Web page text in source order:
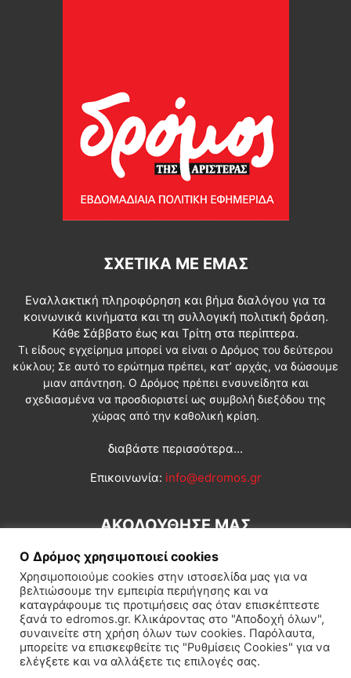
ΣΧΕΤΙΚΆ ΜΕ ΕΜΆΣ
Εναλλακτική πληροφόρηση και βήμα διαλόγου για τα
κοινωνικά κινήματα και τη συλλογική πολιτική δράση.
Κάθε Σάββατο έως και Τρίτη στα περίπτερα.
Τι είδους εγχείρημα μπορεί να είναι ο Δρόμος του δεύτερου
κύκλου; Σε αυτό το ερώτημα πρέπει, κατ’ αρχάς, να δώσουμε
μιαν απάντηση. Ο Δρόμος πρέπει ενσυνείδητα και
σχεδιασμένα να προσδιοριστεί ως συμβολή διεξόδου της
χώρας από την καθολική κρίση.
διαβάστε περισσότερα...
Επικοινωνία: info@edromos.gr
ΑΚΟΛΟΥΘΗΣΕ ΜΑΣ
Εγγραφή συνδρομητή Πολιτική Διεθνή Κοινωνία
Πολιτισμός Αφιερώματα
Ο Δρόμος χρησιμοποιεί cookies
Χρησιμοποιούμε cookies στην ιστοσελίδα μας για να
βελτιώσουμε την εμπειρία περιήγησης και να
καταγράφουμε τις προτιμήσεις σας όταν επισκέπτεστε
ξανά το edromos.gr. Κλικάροντας στο "Αποδοχή όλων",
συναινείτε στη χρήση όλων των cookies. Παρόλαυτα,
μπορείτε να επισκεφθείτε τις "Ρυθμίσεις Cookies" για να
ελέγξετε και να αλλάξετε τις επιλογές σας.